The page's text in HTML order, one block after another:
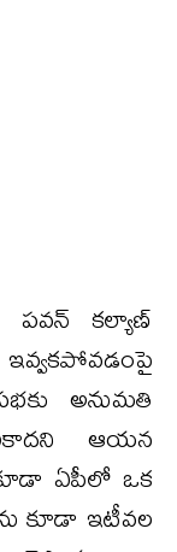
క‌ల్యాణ్
ఇవ్వ‌క‌పోవ‌డంపై
అనుమ‌తి
ఆయ‌న
ఏపీలో ఒక
కూడా ఇటీవ‌ల